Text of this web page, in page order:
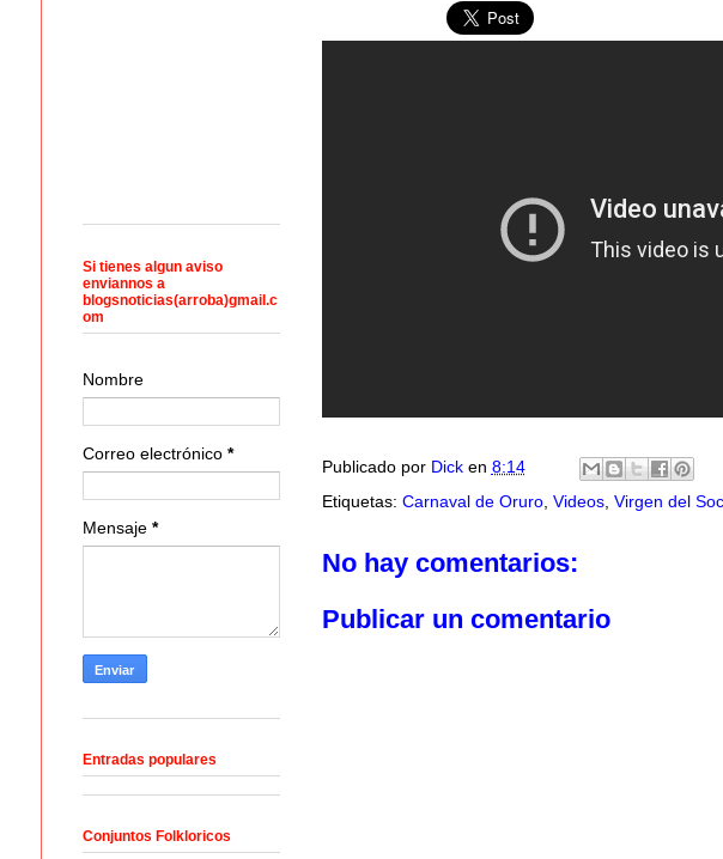
Publicado por Dick en 8:14
Etiquetas: Carnaval de Oruro, Videos, Virgen del
No hay comentarios:
Publicar un comentario
Si tienes algun aviso
enviannos a
blogsnoticias(arroba)gmail.c
om
Nombre
Correo electrónico *
Mensaje *
Entradas populares
Conjuntos Folkloricos